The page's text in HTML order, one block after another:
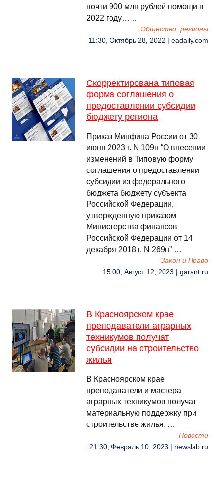
почти 900 млн рублей помощи в
2022 году… …
Общество, регионы
11:30, Октябрь 28, 2022 | eadaily.com
Скорректирована типовая
форма соглашения о
предоставлении субсидии
бюджету региона
Приказ Минфина России от 30
июня 2023 г. N 109н “О внесении
изменений в Типовую форму
соглашения о предоставлении
субсидии из федерального
бюджета бюджету субъекта
Российской Федерации,
утвержденную приказом
Министерства финансов
Российской Федерации от 14
декабря 2018 г. N 269н” …
Закон и Право
15:00, Август 12, 2023 | garant.ru
В Красноярском крае
преподаватели аграрных
техникумов получат
субсидии на строительство
жилья
В Красноярском крае
преподаватели и мастера
аграрных техникумов получат
материальную поддержку при
строительстве жилья. …
Новости
21:30, Февраль 10, 2023 | newslab.ru